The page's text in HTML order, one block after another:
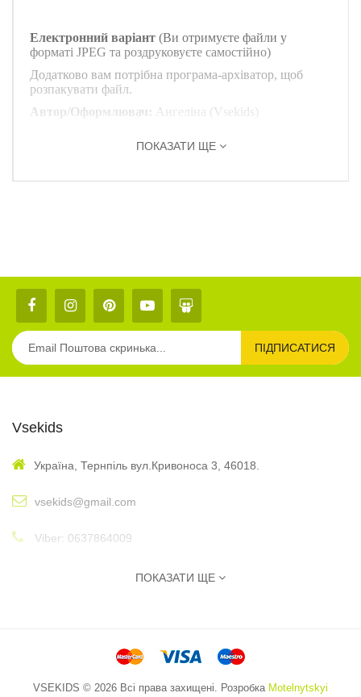
Електронний варіант (Ви отримуєте файли у
форматі JPEG та роздруковуєте самостійно)
Додатково вам потрібна програма-архіватор, щоб
розпакувати файл.
Автор/Оформлювач:
Ангеліна (Vsekids)
ПОКАЗАТИ ЩЕ
ПІДПИСАТИСЯ
Vsekids
Україна, Тернпіль вул.Кривоноса 3, 46018.
vsekids@gmail.com
Viber: 0637864009
: 10:00 - 17:00
Спеціальни пропозиції
ПОКАЗАТИ ЩЕ
VSEKIDS © 2026 Всі права захищені. Розробка Motelnytskyi